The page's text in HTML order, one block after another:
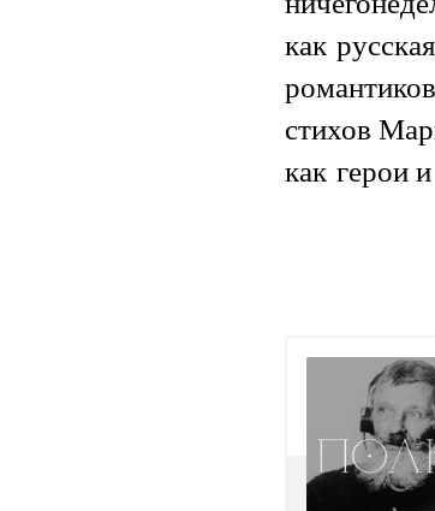
как
стихов
как герои